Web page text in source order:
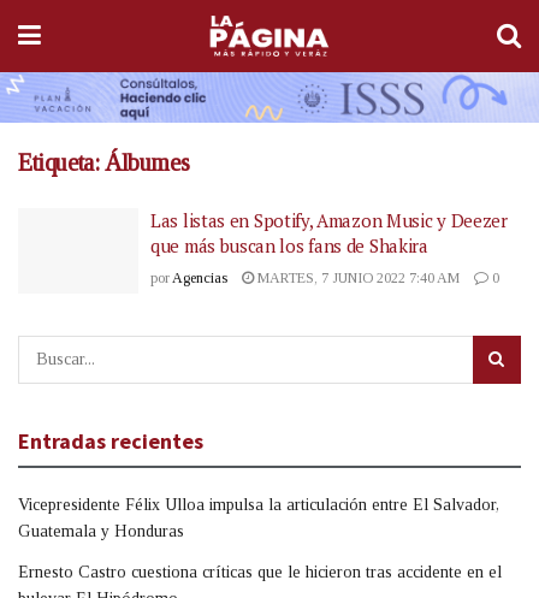
Etiqueta:Álbumes
Las listas en Spotify, Amazon Music y Deezer
que más buscan los fans de Shakira
por Agencias MARTES, 7 JUNIO 2022 7:40 AM 0
Entradas recientes
Vicepresidente Félix Ulloa impulsa la articulación entre El Salvador,
Guatemala y Honduras
Ernesto Castro cuestiona críticas que le hicieron tras accidente en el